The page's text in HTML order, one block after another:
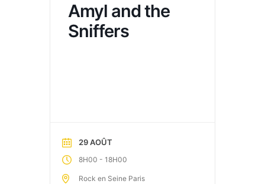
Amyl and the
Sniffers
29 AOÛT
8H00 - 18H00
Rock en Seine Paris